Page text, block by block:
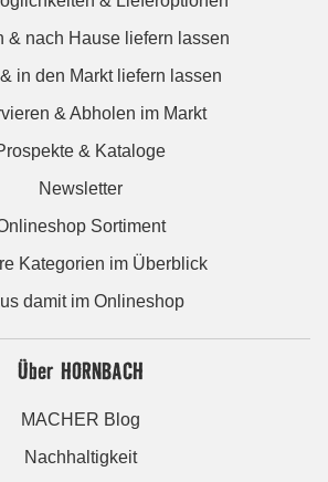
& nach Hause liefern lassen
in den Markt liefern lassen
& Abholen im Markt
& Kataloge
Newsletter
Sortiment
Kategorien im Überblick
damit im Onlineshop
Über HORNBACH
MACHER Blog
Nachhaltigkeit